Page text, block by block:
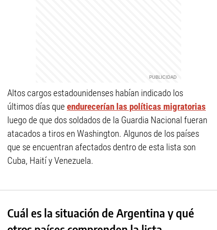
Altos cargos estadounidenses habían indicado los
últimos días que endurecerían las políticas migratorias
luego de que dos soldados de la Guardia Nacional fueran
atacados a tiros en Washington. Algunos de los países
que se encuentran afectados dentro de esta lista son
Cuba, Haití y Venezuela.
Cuál es la situación de Argentina y qué